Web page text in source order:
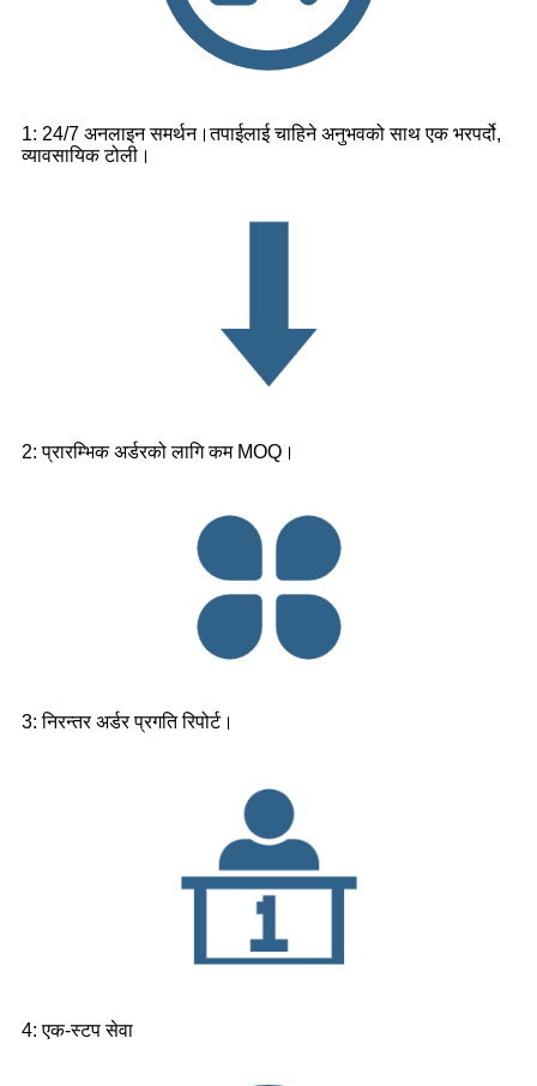
1: 24/7 अनलाइन समर्थन।तपाईलाई चाहिने अनुभवको साथ एक भरपर्दो,
व्यावसायिक टोली।
2: प्रारम्भिक अर्डरको लागि कम MOQ।
3: निरन्तर अर्डर प्रगति रिपोर्ट।
4: एक-स्टप सेवा